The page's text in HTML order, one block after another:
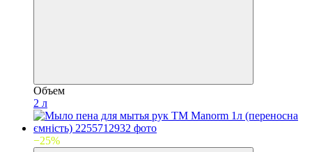
Объем
2 л
−25%